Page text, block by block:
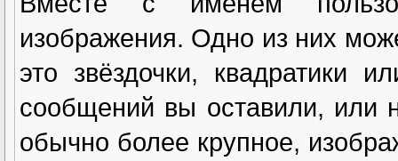
изображения. Одно из них
это звёздочки, квадратики
сообщений вы оставили, или
обычно более крупное,